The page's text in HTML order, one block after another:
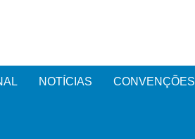
NOTÍCIAS CONVENÇÕES